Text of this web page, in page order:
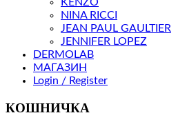
NINA RICCI
JEAN PAUL GAULTIER
JENNIFER LOPEZ
DERMOLAB
МАГАЗИН
Login / Register
КОШНИЧКА